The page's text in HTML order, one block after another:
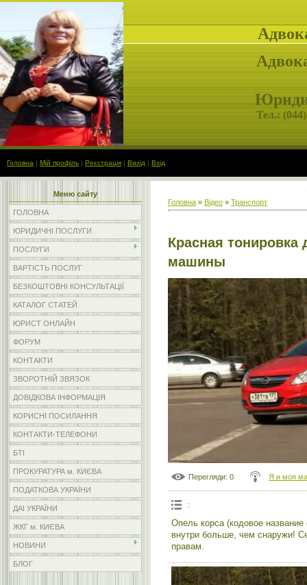
Тел.: (
Головна | Мій профіль | Реєстрація | Вихід | Вхід
Меню сайту
ГОЛОВНА
ЮРИДИЧНІ ПОСЛУГИ
ПОСЛУГИ
ВАРТІСТЬ ПОСЛУГ
БЕЗКОШТОВНІ КОНСУЛЬТАЦІЇ
КАТАЛОГ СТАТЕЙ
ЮРИСТ ОНЛАЙН
ФОРУМ
КОНТАКТИ
ЗВОРОТНІЙ ЗВЯЗОК
ДОВІДКОВА ІНФОРМАЦІЯ
КОРИСНІ ПОСИЛАННЯ
КОНТАКТИ-ТЕЛЕФОНИ
БТІ
ПРОКУРАТУРА м. КИЄВА
ПОДАТКОВА УКРАЇНИ
ДАІ УКРАЇНИ
ЖКГ м. КИЄВА
НОВИНИ
БЛОГ
Головна » Відео » Транспорт
Красная тонировка
машины
Перегляди: 0 Я и моя
:
Опель корса (кодовое
внутри больше, чем снаружи!
правам.